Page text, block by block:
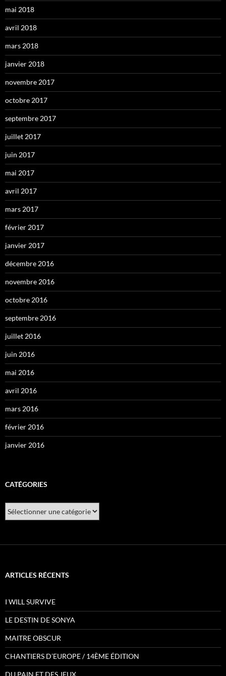
mai 2018
avril 2018
mars 2018
janvier 2018
novembre 2017
octobre 2017
septembre 2017
juillet 2017
juin 2017
mai 2017
avril 2017
mars 2017
février 2017
janvier 2017
décembre 2016
novembre 2016
octobre 2016
septembre 2016
juillet 2016
juin 2016
mai 2016
avril 2016
mars 2016
février 2016
janvier 2016
CATÉGORIES
ARTICLES RÉCENTS
I WILL SURVIVE
LE DESTIN DE SONYA
MAITRE OBSCUR
CHANTIERS D’EUROPE / 14ÈME ÉDITION